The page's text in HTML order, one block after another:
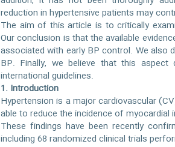
reduction in hypertensive patients may
The aim of this article is to critically
Our conclusion is that the available
associated with early BP control. We
BP. Finally, we believe that this
international guidelines.
1. Introduction
Hypertension is a major cardiovascular
able to reduce the incidence of myocardial
These findings have been recently
including 68 randomized clinical trials